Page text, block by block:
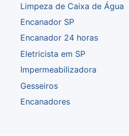
Limpeza de Caixa de Água
Encanador SP
Encanador 24 horas
Eletricista em SP
Impermeabilizadora
Gesseiros
Encanadores